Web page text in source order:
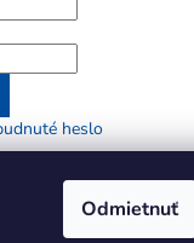
Odmietnuť
heslo